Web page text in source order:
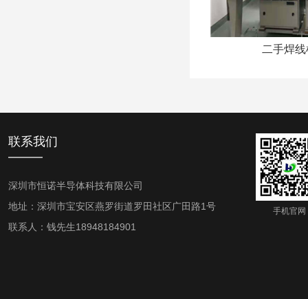
二手焊
联系我们
深圳市恒诺半导体科技有限公司
地址：深圳市宝安区燕罗街道罗田社区广田路1号
联系人：钱先生18948184901
手机官网